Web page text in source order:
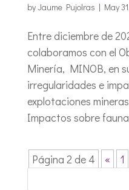
byJaume Pujolras | May
Entre diciembre de
colaboramos con el
Minería, MINOB, en
irregularidades e
explotaciones
Impactos sobre
Página 2 de 4 « 1